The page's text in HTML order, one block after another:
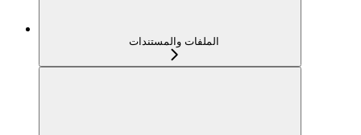
الملفات والمستندات